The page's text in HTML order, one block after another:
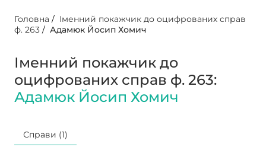
Головна / Іменний покажчик до оцифрованих справ
ф. 263 / Адамюк Йосип Хомич
Іменний покажчик до
оцифрованих справ ф. 263:
Адамюк Йосип Хомич
Справи (1)